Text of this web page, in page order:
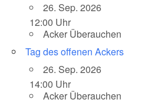
26. Sep. 2026
12:00 Uhr
Acker Überauchen
Tag des offenen Ackers
26. Sep. 2026
14:00 Uhr
Acker Überauchen